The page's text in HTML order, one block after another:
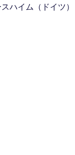
ハイム （ドイツ）